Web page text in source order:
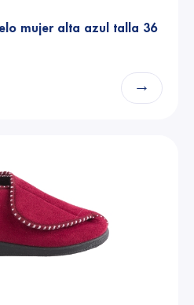
mujer alta azul talla 36
→